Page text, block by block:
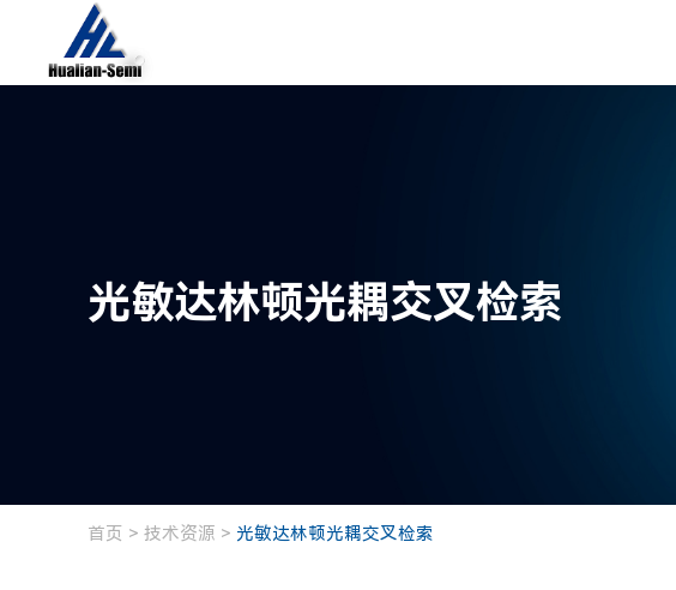
光敏达林顿光耦交叉检索
首页 > 技术资源 > 光敏达林顿光耦交叉检索